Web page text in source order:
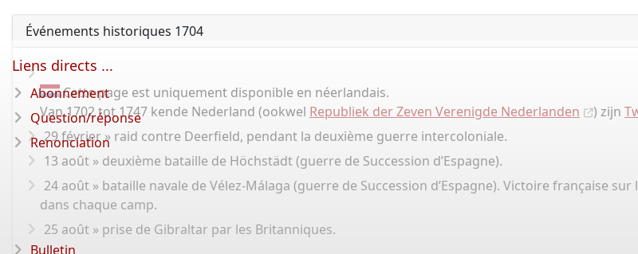
Événements historiques 1704
Cette page est uniquement disponible en néerlandais.
Van 1702 tot 1747 kende Nederland (ookwel Republiek der Zeven Verenigde Nederlanden ) zijn
29 février » raid contre Deerfield, pendant la deuxième guerre intercoloniale.
13 août » deuxième bataille de Höchstädt (guerre de Succession d’Espagne).
24 août » bataille navale de Vélez-Málaga (guerre de Succession d’Espagne). Victoire française
dans chaque camp.
25 août » prise de Gibraltar par les Britanniques.
Liens directs ...
Abonnement
Question/réponse
Renonciation
Bulletin